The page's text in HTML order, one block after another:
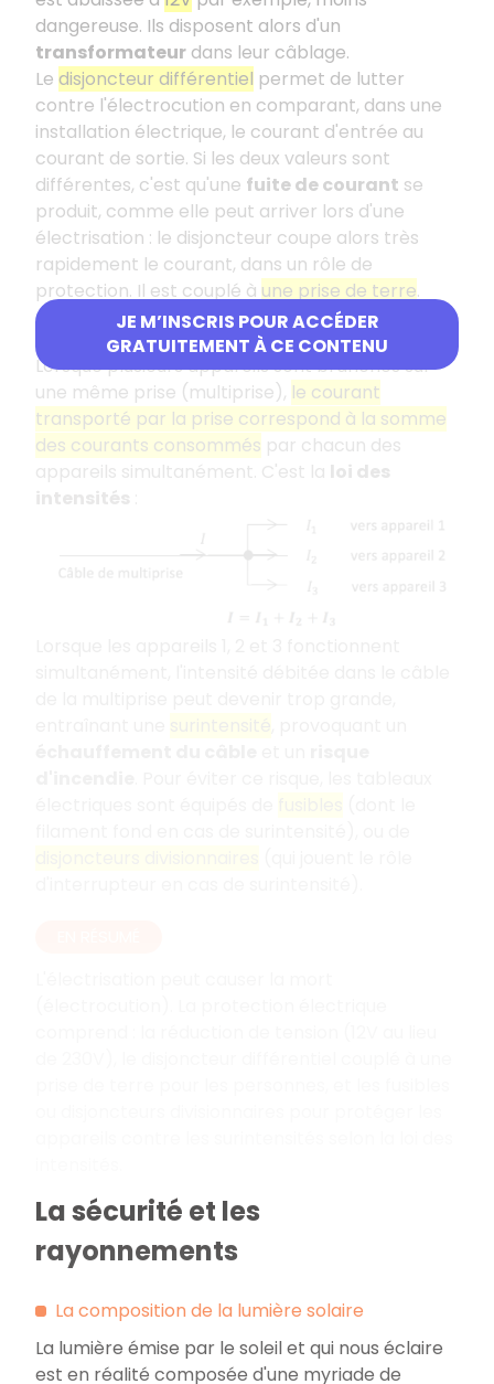
JE M’INSCRIS POUR ACCÉDER
GRATUITEMENT À CE CONTENU
dangereuse. Ils disposent alors d'un
transformateur dans leur câblage.
Le disjoncteur différentiel permet de lutter
contre l'électrocution en comparant, dans une
installation électrique, le courant d'entrée au
courant de sortie. Si les deux valeurs sont
différentes, c'est qu'une fuite de courant se
produit, comme elle peut arriver lors d'une
électrisation : le disjoncteur coupe alors très
rapidement le courant, dans un rôle de
protection. Il est couplé à une prise de terre.
Protection des appareils
Lorsque plusieurs appareils sont branchés sur
une même prise (multiprise), le courant
transporté par la prise correspond à la somme
des courants consommés par chacun des
appareils simultanément. C'est la loi des
La sécurité et les
rayonnements
La composition de la lumière solaire
La lumière émise par le soleil et qui nous éclaire
est en réalité composée d'une myriade de